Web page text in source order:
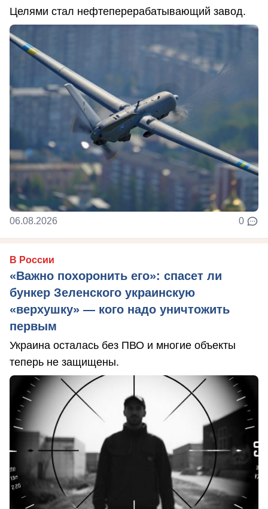
Целями стал нефтеперерабатывающий завод.
06.08.2026 0
В России
«Важно похоронить его»: спасет ли
бункер Зеленского украинскую
«верхушку» — кого надо уничтожить
первым
Украина осталась без ПВО и многие объекты
теперь не защищены.